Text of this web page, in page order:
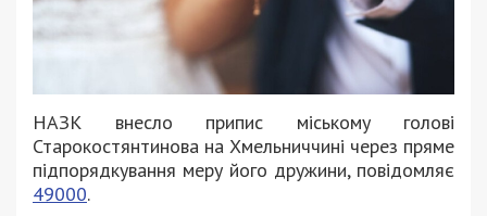
НАЗК внесло припис міському голові
Старокостянтинова на Хмельниччині через пряме
підпорядкування меру його дружини, повідомляє
49000.